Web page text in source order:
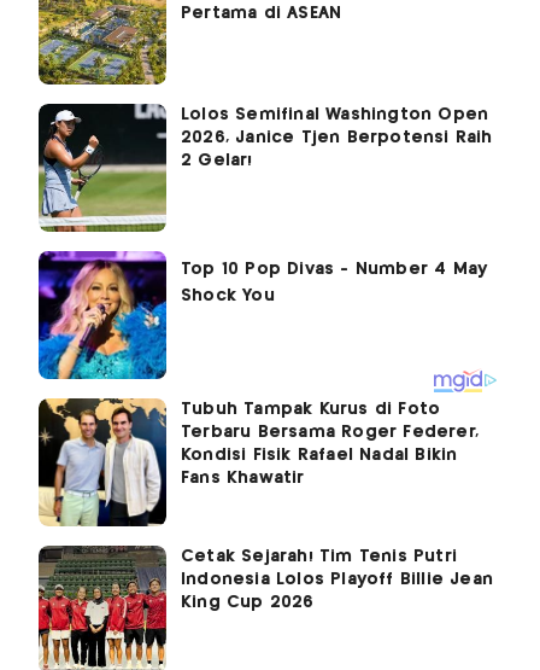
Pertama di ASEAN
Lolos Semifinal Washington Open
2026, Janice Tjen Berpotensi Raih
2 Gelar!
Tubuh Tampak Kurus di Foto
Terbaru Bersama Roger Federer,
Kondisi Fisik Rafael Nadal Bikin
Fans Khawatir
Cetak Sejarah! Tim Tenis Putri
Indonesia Lolos Playoff Billie Jean
King Cup 2026